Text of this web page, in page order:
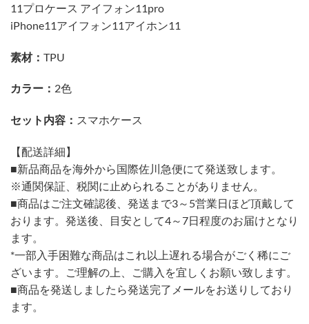
11プロケース アイフォン11pro
iPhone11アイフォン11アイホン11
素材： TPU
カラー： 2色
セット内容： スマホケース
【配送詳細】
■新品商品を海外から国際佐川急便にて発送致します。
※通関保証、税関に止められることがありません。
■商品はご注文確認後、発送まで3～5営業日ほど頂戴して
おります。発送後、目安として4～7日程度のお届けとなり
ます。
*一部入手困難な商品はこれ以上遅れる場合がごく稀にご
ざいます。ご理解の上、ご購入を宜しくお願い致します。
■商品を発送しましたら発送完了メールをお送りしており
ます。